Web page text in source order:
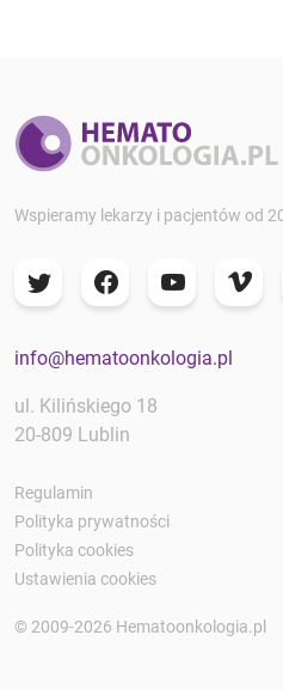
Wspieramy lekarzy i pacjentów od
info@hematoonkologia.pl
ul. Kilińskiego 18
20-809 Lublin
Regulamin
Polityka prywatności
Polityka cookies
Ustawienia cookies
© 2009-2026 Hematoonkologia.pl